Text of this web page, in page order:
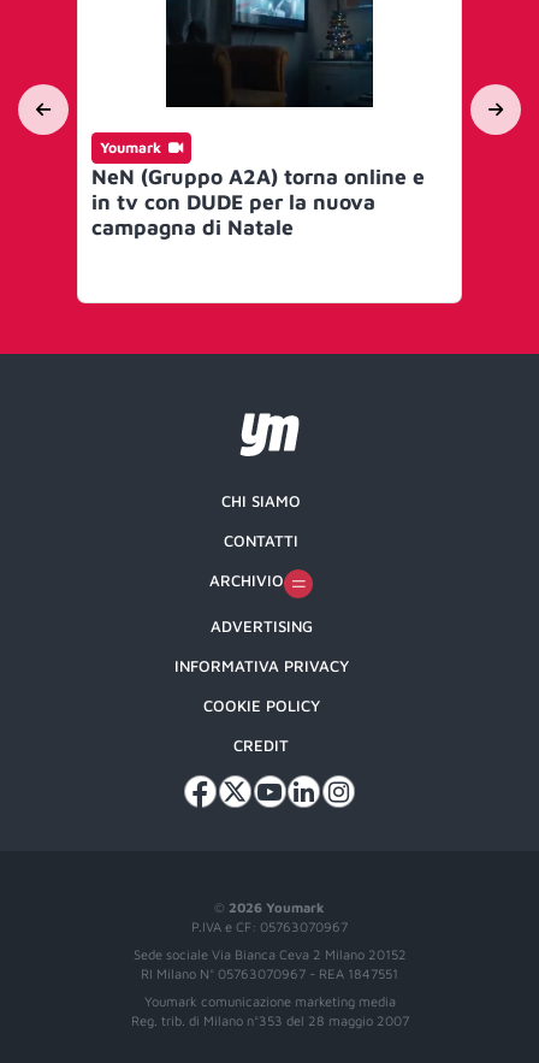
Youmark
NeN (Gruppo A2A) torna online e
in tv con DUDE per la nuova
campagna di Natale
© 2026 Youmark
P.IVA e CF: 05763070967
Sede sociale Via Bianca Ceva 2 Milano 20152
RI Milano N° 05763070967 - REA 1847551
Youmark comunicazione marketing media
Reg. trib. di Milano n°353 del 28 maggio 2007
CHI SIAMO
CONTATTI
ARCHIVIO
ADVERTISING
INFORMATIVA PRIVACY
COOKIE POLICY
CREDIT